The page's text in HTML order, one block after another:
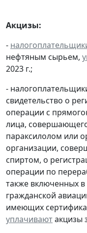
Акцизы:
-
нефтяным сырьем,
2023 г.;
-
свидетельство о
операции с
лица,
параксилолом или
организации,
спиртом, о
операции по
также включенных в
гражданской
имеющих
уплачиваютакцизы